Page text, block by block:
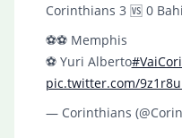
Corinthians 3 🆚 0
⚽⚽ Memphis
⚽ Yuri Alberto
pic.twitter.com/
— Corinthians